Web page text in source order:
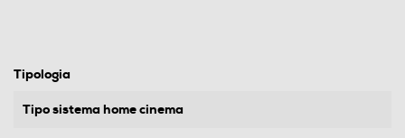
Tipologia
Tipo sistema home cinema